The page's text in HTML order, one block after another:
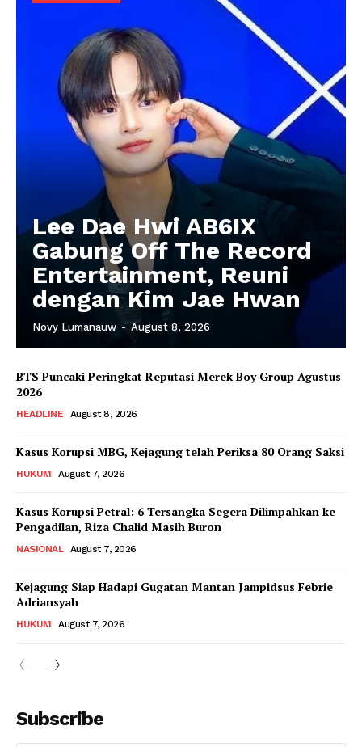
Lee Dae Hwi AB6IX
Gabung Off The Record
Entertainment, Reuni
dengan Kim Jae Hwan
Novy Lumanauw - August 8, 2026
BTS Puncaki Peringkat Reputasi Merek Boy Group Agustus
2026
HEADLINE August 8, 2026
Kasus Korupsi MBG, Kejagung telah Periksa 80 Orang Saksi
HUKUM August 7, 2026
Kasus Korupsi Petral: 6 Tersangka Segera Dilimpahkan ke
Pengadilan, Riza Chalid Masih Buron
NASIONAL August 7, 2026
Kejagung Siap Hadapi Gugatan Mantan Jampidsus Febrie
Adriansyah
HUKUM August 7, 2026
Subscribe